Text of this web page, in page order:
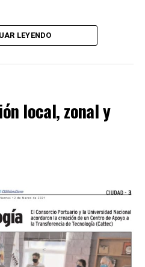
Bruno Di Bello, Mateo
LEYENDO
local, zonal y